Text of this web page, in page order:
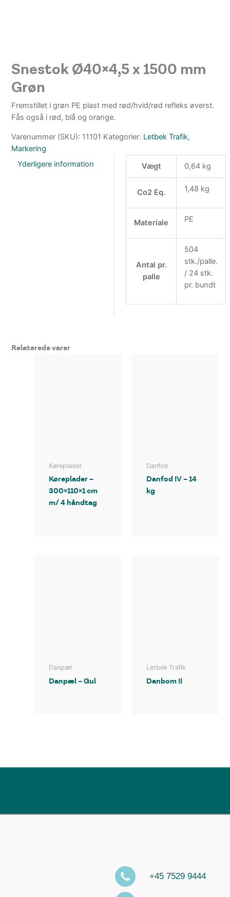
Snestok Ø40×4,5 x 1500 mm
Grøn
Fremstillet i grøn PE plast med rød/hvid/rød refleks øverst.
Fås også i rød, blå og orange.
Varenummer (SKU): 11101 Kategorier: Letbek Trafik,
Markering
Yderligere information
Vægt 0,64 kg
Co2 Eq. 1,48 kg
Materiale PE
Antal pr.
palle
504
stk./palle.
/ 24 stk.
pr. bundt
Relaterede varer
Køreplader
Køreplader –
300×110×1 cm
m/ 4 håndtag
Danfod
Danfod IV – 14
kg
Danpæl
Danpæl – Gul
Letbek Trafik
Danbom II
+45 7529 9444